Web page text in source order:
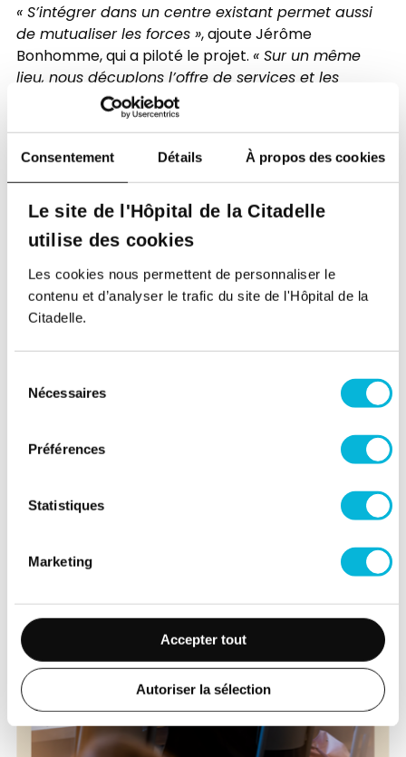
Consentement Détails À propos des cookies
Le site de l'Hôpital de la Citadelle
utilise des cookies
Les cookies nous permettent de personnaliser le
contenu et d’analyser le trafic du site de l'Hôpital de la
Citadelle.
Nécessaires
Préférences
Statistiques
Marketing
Accepter tout
Autoriser la sélection
« S’intégrer dans un centre existant permet aussi
de mutualiser les forces », ajoute Jérôme
Bonhomme, qui a piloté le projet.« Sur un même
lieu, nous décuplons l’offre de services et les
disciplines représentées. C’est également une
volonté de se rapprocher davantage des
médecins généralistes, partenaires essentiels de
l’hôpital et qui ont souvent des contacts avec nos
spécialistes ».
A terme, l’hôpital envisage d’autres implantations
de proximité, que ce soit via des collaborations
ou des sites propres, à Liège et dans les environs.
En savoir plus sur le Centre médical Jules
Bruwier
Dernières actualités